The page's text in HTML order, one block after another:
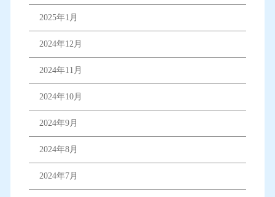
2025年1月
2024年12月
2024年11月
2024年10月
2024年9月
2024年8月
2024年7月